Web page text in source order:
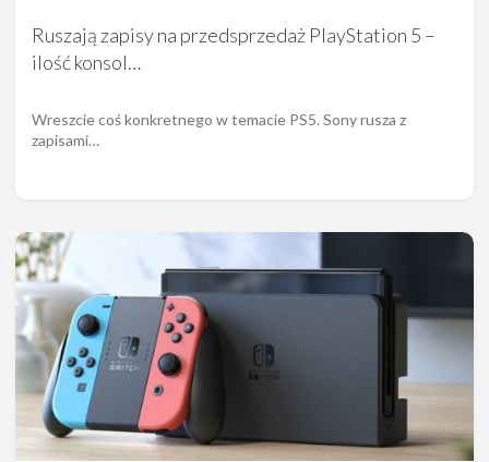
Ruszają zapisy na przedsprzedaż PlayStation 5 –
ilość konsol…
Wreszcie coś konkretnego w temacie PS5. Sony rusza z
zapisami…